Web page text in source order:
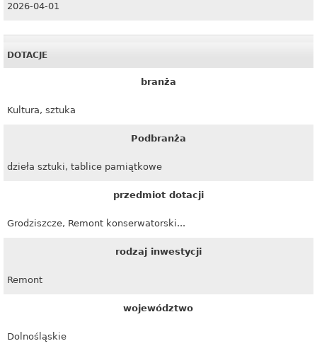
2026-04-01
DOTACJE
branża
Kultura, sztuka
Podbranża
dzieła sztuki, tablice pamiątkowe
przedmiot dotacji
Grodziszcze, Remont konserwatorski...
rodzaj inwestycji
Remont
województwo
Dolnośląskie